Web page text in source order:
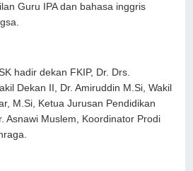
Guru IPA dan bahasa inggris
hadir dekan FKIP, Dr. Drs.
Dekan II, Dr. Amiruddin M.Si, Wakil
M.Si, Ketua Jurusan Pendidikan
Asnawi Muslem, Koordinator Prodi